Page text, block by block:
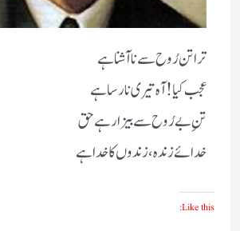
ترا تن رُوح سے ناآشنا ہے
عجب کیا! آہ تیری نارسا ہے
تنِ بے رُوح سے بیزار ہے حق
خدائے زندہ، زندوں کا خدا ہے
Like this: